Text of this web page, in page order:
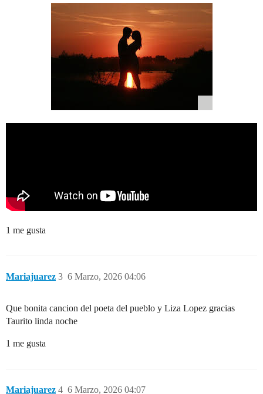
1 me gusta
Mariajuarez 6 Marzo, 2026 04:06
3
Que bonita cancion del poeta del pueblo y Liza Lopez gracias
Taurito linda noche
1 me gusta
Mariajuarez 6 Marzo, 2026 04:07
4